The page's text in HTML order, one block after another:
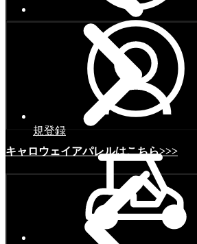
キャロウェイアパレルはこちら>>>
規登録